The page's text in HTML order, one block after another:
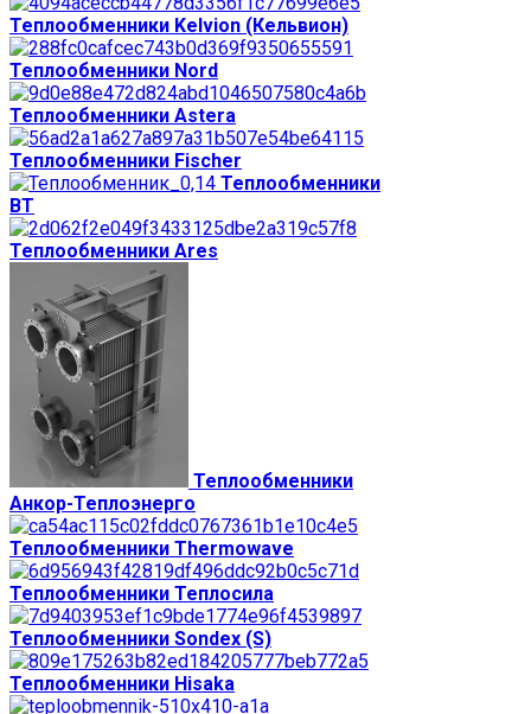
Теплообменники Kelvion (Кельвион)
Теплообменники Nord
Теплообменники Astera
Теплообменники Fischer
Теплообменники
ВТ
Теплообменники Ares
Теплообменники
Анкор-Теплоэнерго
Теплообменники Thermowave
Теплообменники Теплосила
Теплообменники Sondex (S)
Теплообменники Hisaka